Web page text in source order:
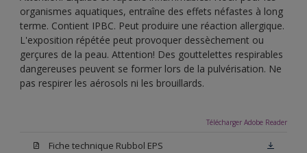
organismes aquatiques, entraîne des effets néfastes à long
terme. Contient IPBC. Peut produire une réaction allergique.
L'exposition répétée peut provoquer dessèchement ou
gerçures de la peau. Attention! Des gouttelettes respirables
dangereuses peuvent se former lors de la pulvérisation. Ne
pas respirer les aérosols ni les brouillards.
Télécharger Adobe Reader
Fiche technique Rubbol EPS